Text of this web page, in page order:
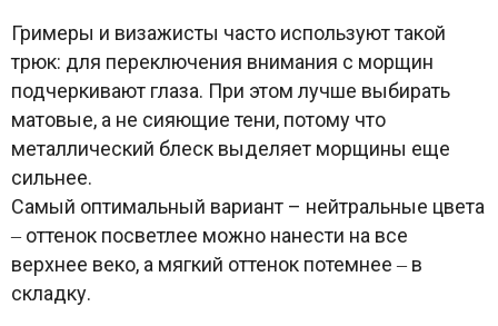
Гримеры и визажисты часто используют такой
трюк: для переключения внимания с морщин
подчеркивают глаза. При этом лучше выбирать
матовые, а не сияющие тени, потому что
металлический блеск выделяет морщины еще
сильнее.
Самый оптимальный вариант – нейтральные цвета
‒ оттенок посветлее можно нанести на все
верхнее веко, а мягкий оттенок потемнее ‒ в
складку.